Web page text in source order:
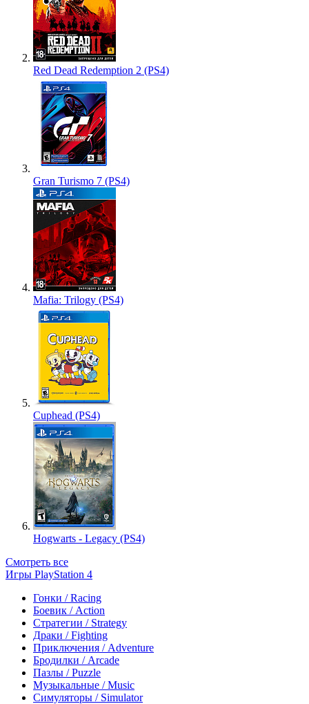
Red Dead Redemption 2 (PS4)
Gran Turismo 7 (PS4)
Mafia: Trilogy (PS4)
Cuphead (PS4)
Hogwarts - Legacy (PS4)
Смотреть все
Игры PlayStation 4
Гонки / Racing
Боевик / Action
Стратегии / Strategy
Драки / Fighting
Приключения / Adventure
Бродилки / Arcade
Пазлы / Puzzle
Музыкальные / Music
Симуляторы / Simulator